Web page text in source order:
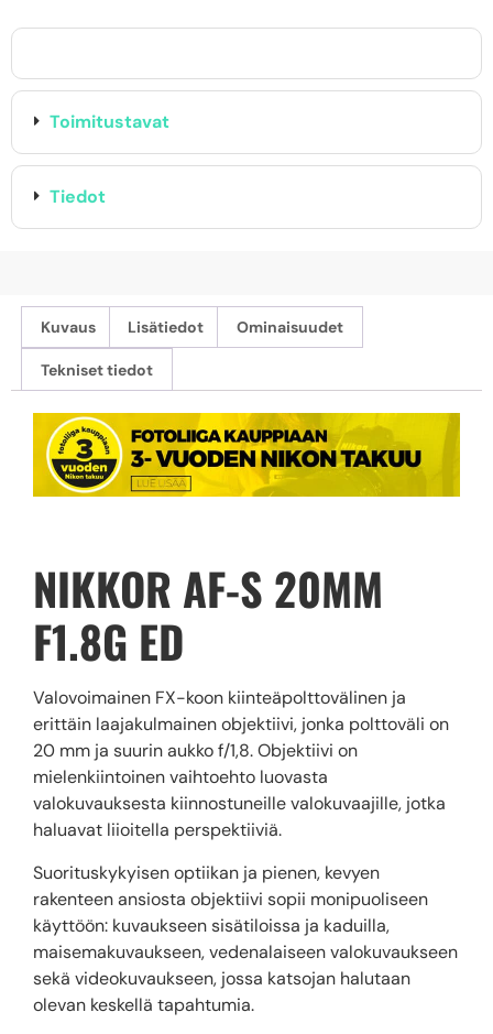
Toimitustavat
Tiedot
Kuvaus Lisätiedot Ominaisuudet
Tekniset tiedot
NIKKOR AF-S 20MM
F1.8G ED
Valovoimainen FX-koon kiinteäpolttovälinen ja
erittäin laajakulmainen objektiivi, jonka polttoväli on
20 mm ja suurin aukko f/1,8. Objektiivi on
mielenkiintoinen vaihtoehto luovasta
valokuvauksesta kiinnostuneille valokuvaajille, jotka
haluavat liioitella perspektiiviä.
Suorituskykyisen optiikan ja pienen, kevyen
rakenteen ansiosta objektiivi sopii monipuoliseen
käyttöön: kuvaukseen sisätiloissa ja kaduilla,
maisemakuvaukseen, vedenalaiseen valokuvaukseen
sekä videokuvaukseen, jossa katsojan halutaan
olevan keskellä tapahtumia.